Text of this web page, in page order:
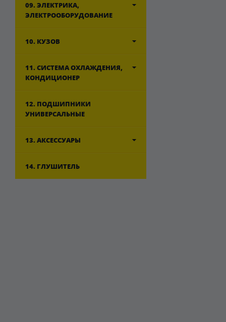
09. ЭЛЕКТРИКА,
ЭЛЕКТРООБОРУДОВАНИЕ
10. КУЗОВ
11. СИСТЕМА ОХЛАЖДЕНИЯ,
КОНДИЦИОНЕР
12. ПОДШИПНИКИ
УНИВЕРСАЛЬНЫЕ
13. АКСЕССУАРЫ
14. ГЛУШИТЕЛЬ